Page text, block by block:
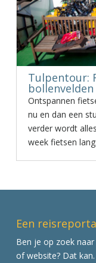
Tulpentour:
bollenvelden
Ontspannen
nu en dan een
verder wordt
week fietsen
Een
Ben je op zoek
of website? Dat